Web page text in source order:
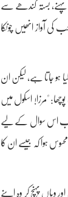
بستہ کندھے سے
کی آواز انھیں چونکا
ہو جاتا ہے، لیکن ان
"مرزا! اسکول میں
صاحب اس سوال کے لیے
ہوا کہ جیسے ان کا
وہاں پہنچ کر وہ اپنے